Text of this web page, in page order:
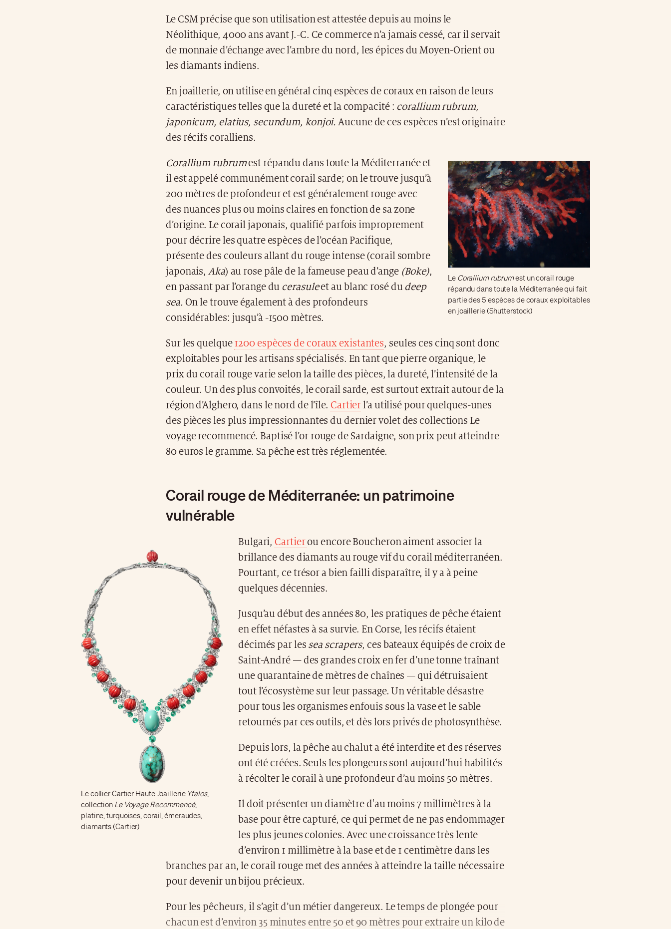
Le CSM précise que son utilisation est attestée depuis au moins le
Néolithique, 4000 ans avant J.-C. Ce commerce n’a jamais cessé, car il servait
de monnaie d’échange avec l’ambre du nord, les épices du Moyen-Orient ou
les diamants indiens.
En joaillerie, on utilise en général cinq espèces de coraux en raison de leurs
caractéristiques telles que la dureté et la compacité : corallium rubrum,
japonicum, elatius, secundum, konjoi.Aucune de ces espèces n’est originaire
des récifs coralliens.
Le Corallium rubrumest un corail rouge
répandu dans toute la Méditerranée qui fait
partie des 5 espèces de coraux exploitables
en joaillerie (Shutterstock)
Corallium rubrumest répandu dans toute la Méditerranée et
il est appelé communément corail sarde; on le trouve jusqu’à
200 mètres de profondeur et est généralement rouge avec
des nuances plus ou moins claires en fonction de sa zone
d’origine. Le corail japonais, qualifié parfois improprement
pour décrire les quatre espèces de l’océan Pacifique,
présente des couleurs allant du rouge intense (corail sombre
japonais,Aka) au rose pâle de la fameuse peau d’ange (Boke),
en passant par l’orange du cerasuleet au blanc rosé du deep
sea. On le trouve également à des profondeurs
considérables: jusqu’à -1500 mètres.
Sur les quelque1200 espèces de coraux existantes, seules ces cinq sont donc
exploitables pour les artisans spécialisés. En tant que pierre organique, le
prix du corail rouge varie selon la taille des pièces, la dureté, l’intensité de la
couleur. Un des plus convoités, le corail sarde, est surtout extrait autour de la
région d’Alghero, dans le nord de l’île. Cartierl’a utilisé pour quelques-unes
des pièces les plus impressionnantes du dernier volet des collections Le
voyage recommencé. Baptisé l’or rouge de Sardaigne, son prix peut atteindre
80 euros le gramme. Sa pêche est très réglementée.
Corail rouge de Méditerranée: un patrimoine
vulnérable
Le collier Cartier Haute Joaillerie Yfalos,
collection Le Voyage Recommencé,
platine, turquoises, corail, émeraudes,
diamants (Cartier)
Bulgari,Cartierou encore Boucheron aiment associer la
brillance des diamants au rouge vif du corail méditerranéen.
Pourtant, ce trésor a bien failli disparaître, il y a à peine
quelques décennies.
Jusqu’au début des années 80, les pratiques de pêche étaient
en effet néfastes à sa survie. En Corse, les récifs étaient
décimés par les sea scrapers, ces bateaux équipés de croix de
Saint-André — des grandes croix en fer d’une tonne traînant
une quarantaine de mètres de chaînes — qui détruisaient
tout l’écosystème sur leur passage. Un véritable désastre
pour tous les organismes enfouis sous la vase et le sable
retournés par ces outils, et dès lors privés de photosynthèse.
Depuis lors, la pêche au chalut a été interdite et des réserves
ont été créées. Seuls les plongeurs sont aujourd’hui habilités
à récolter le corail à une profondeur d’au moins 50 mètres.
Il doit présenter un diamètre d'au moins 7 millimètres à la
base pour être capturé, ce qui permet de ne pas endommager
les plus jeunes colonies. Avec une croissance très lente
d’environ 1 millimètre à la base et de 1 centimètre dans les
branches par an, le corail rouge met des années à atteindre la taille nécessaire
pour devenir un bijou précieux.
Pour les pêcheurs, il s’agit d’un métier dangereux. Le temps de plongée pour
chacun est d’environ 35 minutes entre 50 et 90 mètres pour extraire un kilo de